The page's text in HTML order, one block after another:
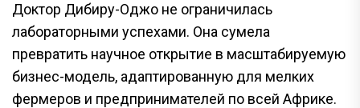
Доктор Дибиру-Оджо не ограничилась
лабораторными успехами. Она сумела
превратить научное открытие в масштабируемую
бизнес-модель, адаптированную для мелких
фермеров и предпринимателей по всей Африке.